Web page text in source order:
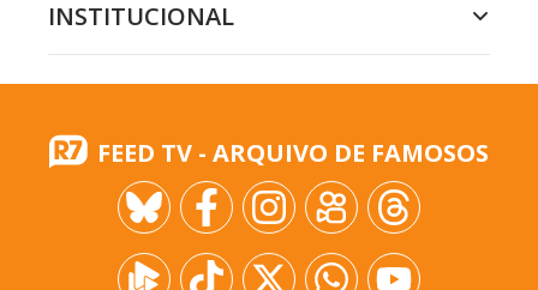
INSTITUCIONAL
FEED TV - ARQUIVO DE FAMOSOS